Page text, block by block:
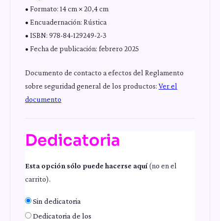
• Formato: 14 cm × 20,4 cm
• Encuadernación: Rústica
• ISBN: 978-84-129249-2-3
• Fecha de publicación: febrero 2025
Documento de contacto a efectos del Reglamento
sobre seguridad general de los productos: Ver el
documento
Dedicatoria
Esta opción sólo puede hacerse aquí(no en el
carrito).
Sin dedicatoria
Dedicatoria de los